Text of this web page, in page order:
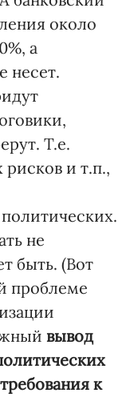
около
а
несет.
Т.е.
и т.п.,
не
быть. (Вот
проблеме
вывод
к